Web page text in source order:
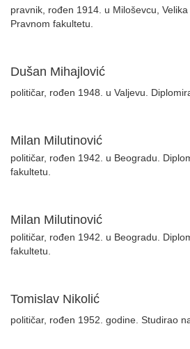
pravnik, rođen 1914. u Miloševcu,
Pravnom fakultetu.
Dušan Mihajlović
političar, rođen 1948. u Valjevu.
Milan Milutinović
političar, rođen 1942. u Beogradu.
fakultetu.
Milan Milutinović
političar, rođen 1942. u Beogradu.
fakultetu.
Tomislav Nikolić
političar, rođen 1952. godine. Studirao